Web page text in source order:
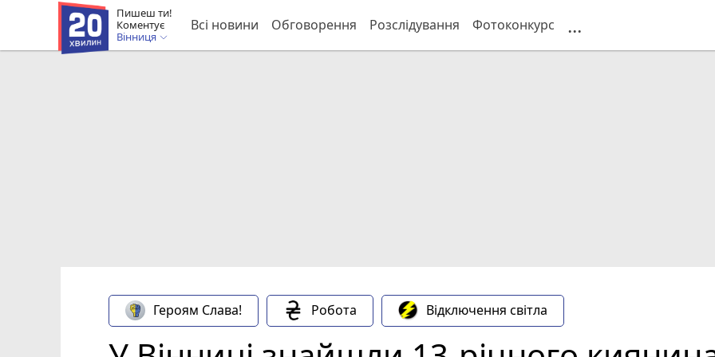
Пишеш ти!
Коментує
Вінниця
Всі новини Обговорення Розслідування Фотоконкурс ...
Героям Слава! Робота Відключення світла